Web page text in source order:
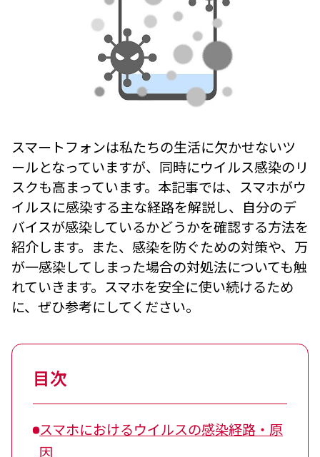
スマートフォンは私たちの生活に欠かせないツ
ールとなっていますが、同時にウイルス感染のリ
スクも高まっています。本記事では、スマホがウ
イルスに感染する主な経路を解説し、自分のデ
バイスが感染しているかどうかを確認する方法を
紹介します。また、感染を防ぐための対策や、万
が一感染してしまった場合の対処法についても触
れていきます。スマホを安全に使い続けるため
に、ぜひ参考にしてください。
目次
スマホにおけるウイルスの感染経路・原
因